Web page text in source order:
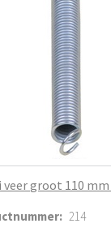
veer groot 110
: 214